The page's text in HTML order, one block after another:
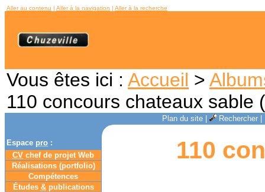
Aller au contenu | Aller à la navigation | Aller à la recherche
Vous êtes ici : Accueil >
110 concours chateaux sable
Plan du site| Rechercher|
Espace pro :
CV chef de projet Web
Réalisations (portfolio)
Compétences
Études &publications
110